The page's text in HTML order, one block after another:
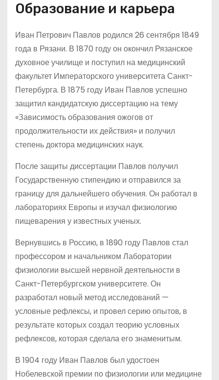
Образование и карьера
Иван Петрович Павлов родился 26 сентября 1849
года в Рязани. В 1870 году он окончил Рязанское
духовное училище и поступил на медицинский
факультет Императорского университета Санкт-
Петербурга. В 1875 году Иван Павлов успешно
защитил кандидатскую диссертацию на тему
«Зависимость образования ожогов от
продолжительности их действия» и получил
степень доктора медицинских наук.
После защиты диссертации Павлов получил
Государственную стипендию и отправился за
границу для дальнейшего обучения. Он работал в
лабораториях Европы и изучал физиологию
пищеварения у известных ученых.
Вернувшись в Россию, в 1890 году Павлов стал
профессором и начальником Лаборатории
физиологии высшей нервной деятельности в
Санкт-Петербургском университете. Он
разработал новый метод исследований —
условные рефлексы, и провел серию опытов, в
результате которых создал теорию условных
рефлексов, которая сделала его знаменитым.
В 1904 году Иван Павлов был удостоен
Нобелевской премии по физиологии или медицине